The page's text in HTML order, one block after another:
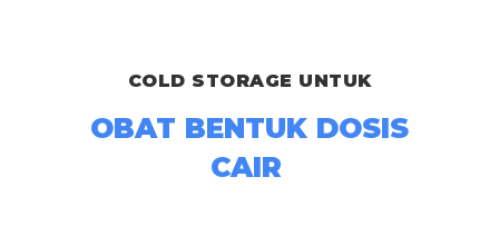
COLD STORAGE UNTUK
OBAT BENTUK DOSIS
CAIR